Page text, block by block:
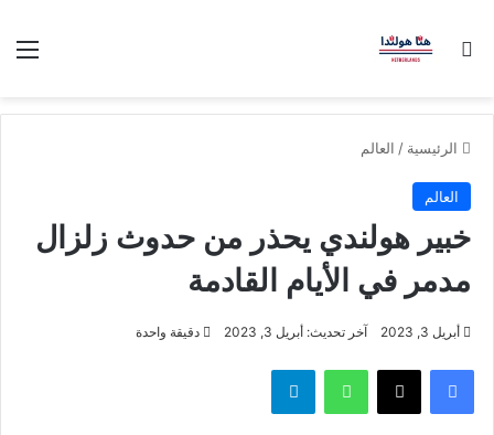
بحث عن
الرئيسية / العالم
العالم
خبير هولندي يحذر من حدوث زلزال
مدمر في الأيام القادمة
أبريل 3, 2023 آخر تحديث: أبريل 3, 2023 دقيقة واحدة
فيسبوك ‫X واتساب تيلقرام